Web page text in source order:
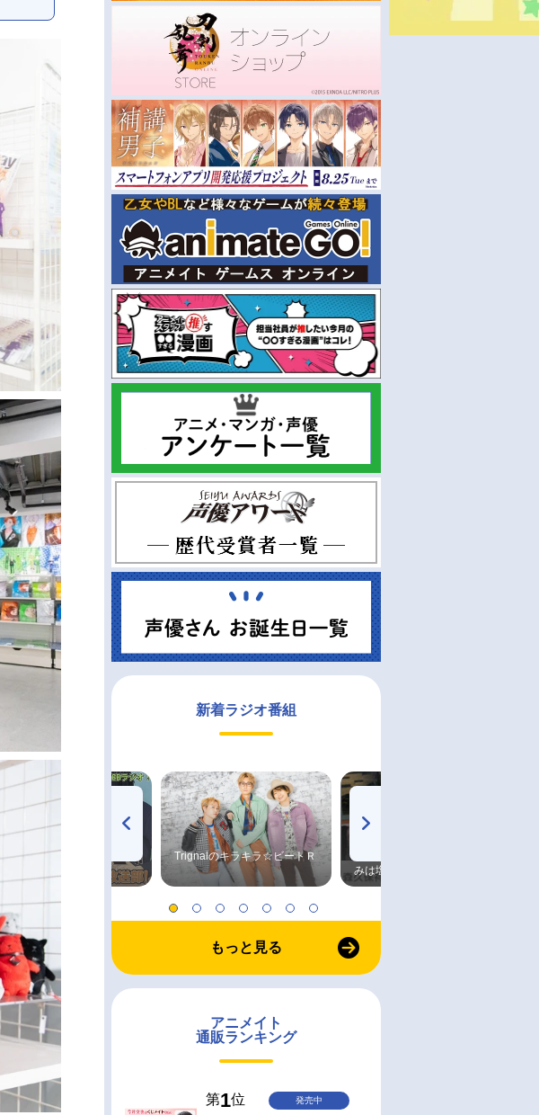
新着ラジオ番組
ハイキュー!! 烏野高校放送部! Trignalのキラキラ☆ビートＲ
みは塩だけ
もっと見る
アニメイト
通販ランキング
第1位 発売中